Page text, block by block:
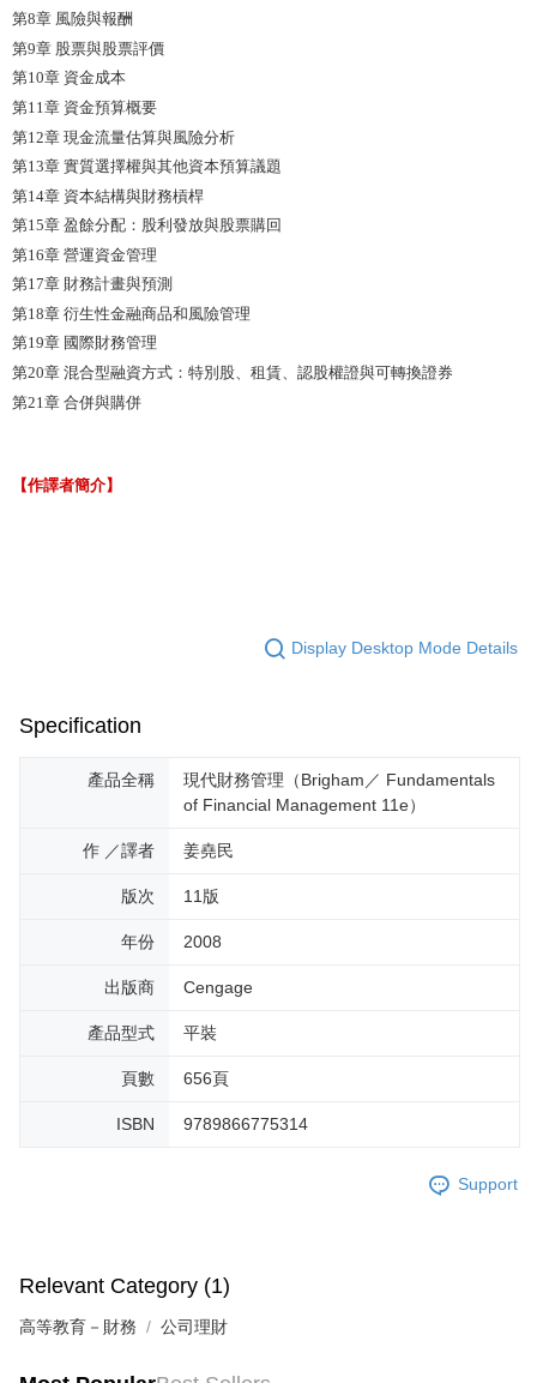
第8章 風險與報酬
第9章 股票與股票評價
第10章 資金成本
第11章 資金預算概要
第12章 現金流量估算與風險分析
第13章 實質選擇權與其他資本預算議題
第14章 資本結構與財務槓桿
第15章 盈餘分配：股利發放與股票購回
第16章 營運資金管理
第17章 財務計畫與預測
第18章 衍生性金融商品和風險管理
第19章 國際財務管理
第20章 混合型融資方式：特別股、租賃、認股權證與可轉換證券
第21章 合併與購併
【作譯者簡介】
Display Desktop Mode Details
Specification
產品全稱
現代財務管理（Brigham／ Fundamentals
of Financial Management 11e）
作 ／譯者 姜堯民
版次 11版
年份 2008
出版商 Cengage
產品型式 平裝
頁數 656頁
ISBN 9789866775314
Support
Relevant Category (1)
高等教育－財務 公司理財